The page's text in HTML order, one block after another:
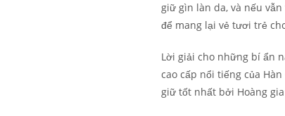
giữ gìn làn da, và nếu
để mang lại vẻ tươi trẻ
Lời giải cho những bí ẩn
cao cấp nổi tiếng của
giữ tốt nhất bởi Hoàng